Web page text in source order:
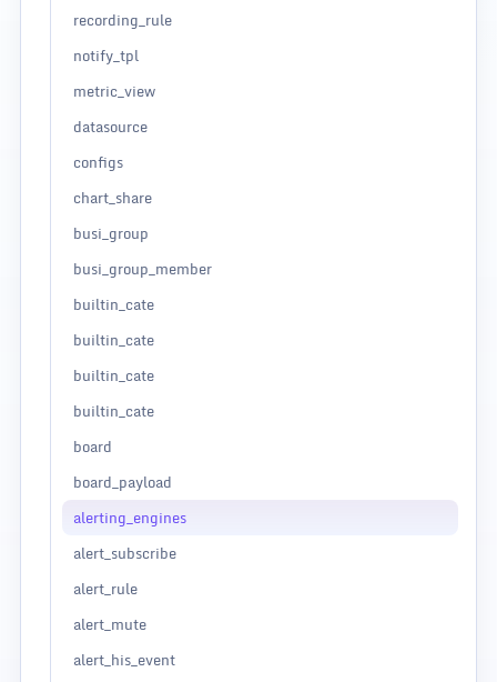
recording_rule
notify_tpl
metric_view
datasource
configs
chart_share
busi_group
busi_group_member
builtin_cate
builtin_cate
builtin_cate
builtin_cate
board
board_payload
alerting_engines
alert_subscribe
alert_rule
alert_mute
alert_his_event